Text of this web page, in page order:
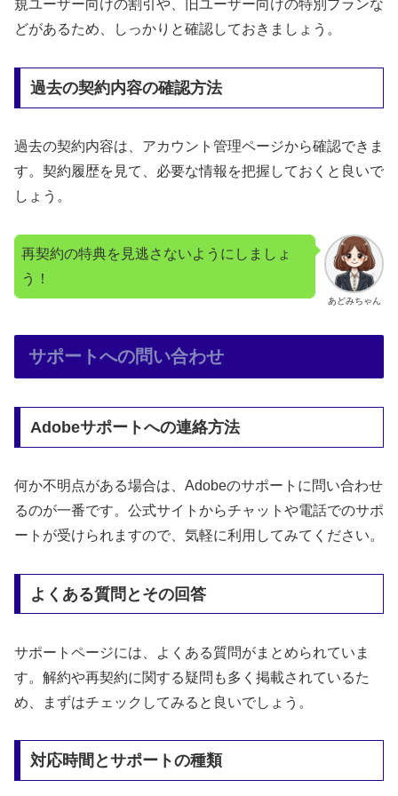
規ユーザー向けの割引や、旧ユーザー向けの特別プランな
どがあるため、しっかりと確認しておきましょう。
過去の契約内容の確認方法
過去の契約内容は、アカウント管理ページから確認できま
す。契約履歴を見て、必要な情報を把握しておくと良いで
しょう。
あどみちゃん
再契約の特典を見逃さないようにしましょ
う！
サポートへの問い合わせ
Adobeサポートへの連絡方法
何か不明点がある場合は、Adobeのサポートに問い合わせ
るのが一番です。公式サイトからチャットや電話でのサポ
ートが受けられますので、気軽に利用してみてください。
よくある質問とその回答
サポートページには、よくある質問がまとめられていま
す。解約や再契約に関する疑問も多く掲載されているた
め、まずはチェックしてみると良いでしょう。
対応時間とサポートの種類